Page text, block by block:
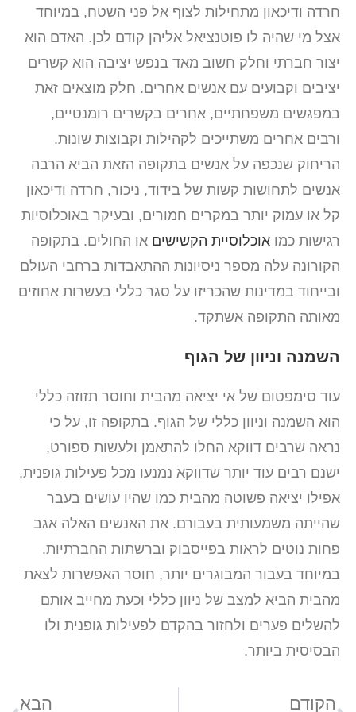
חרדה ודיכאון מתחילות לצוף אל פני השטח, במיוחד
אצל מי שהיה לו פוטנציאל אליהן קודם לכן. האדם הוא
יצור חברתי וחלק חשוב מאד בנפש יציבה הוא קשרים
יציבים וקבועים עם אנשים אחרים. חלק מוצאים זאת
במפגשים משפחתיים, אחרים בקשרים רומנטיים,
ורבים אחרים משתייכים לקהילות וקבוצות שונות.
הריחוק שנכפה על אנשים בתקופה הזאת הביא הרבה
אנשים לתחושות קשות של בידוד, ניכור, חרדה ודיכאון
קל או עמוק יותר במקרים חמורים, ובעיקר באוכלוסיות
רגישות כמו אוכלוסיית הקשישים או החולים. בתקופה
הקורונה עלה מספר ניסיונות ההתאבדות ברחבי העולם
ובייחוד במדינות שהכריזו על סגר כללי בעשרות אחוזים
מאותה התקופה אשתקד.
השמנה וניוון של הגוף
עוד סימפטום של אי יציאה מהבית וחוסר תזוזה כללי
הוא השמנה וניוון כללי של הגוף. בתקופה זו, על כי
נראה שרבים דווקא החלו להתאמן ולעשות ספורט,
ישנם רבים עוד יותר שדווקא נמנעו מכל פעילות גופנית,
אפילו יציאה פשוטה מהבית כמו שהיו עושים בעבר
שהייתה משמעותית בעבורם. את האנשים האלה אגב
פחות נוטים לראות בפייסבוק וברשתות החברתיות.
במיוחד בעבור המבוגרים יותר, חוסר האפשרות לצאת
מהבית הביא למצב של ניוון כללי וכעת מחייב אותם
להשלים פערים ולחזור בהקדם לפעילות גופנית ולו
הבסיסית ביותר.
הקודם הבא